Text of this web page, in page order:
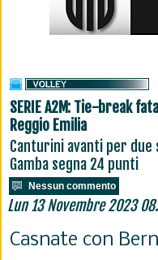
SERIE A2M: Tie-break
Reggio Emilia
Canturini avanti per
Gamba segna 24 punti
Nessun commento
Lun 13 Novembre 2023
Casnate con